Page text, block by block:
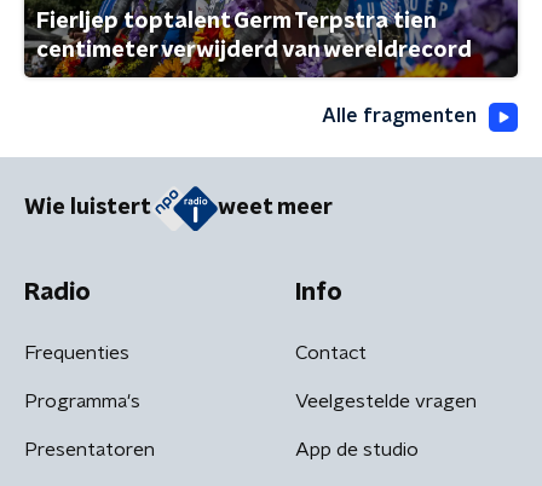
Fierljep toptalent Germ Terpstra tien
centimeter verwijderd van wereldrecord
Alle fragmenten
Wie luistert weet meer
Radio
Frequenties
Programma's
Presentatoren
Info
Contact
Veelgestelde vragen
App de studio